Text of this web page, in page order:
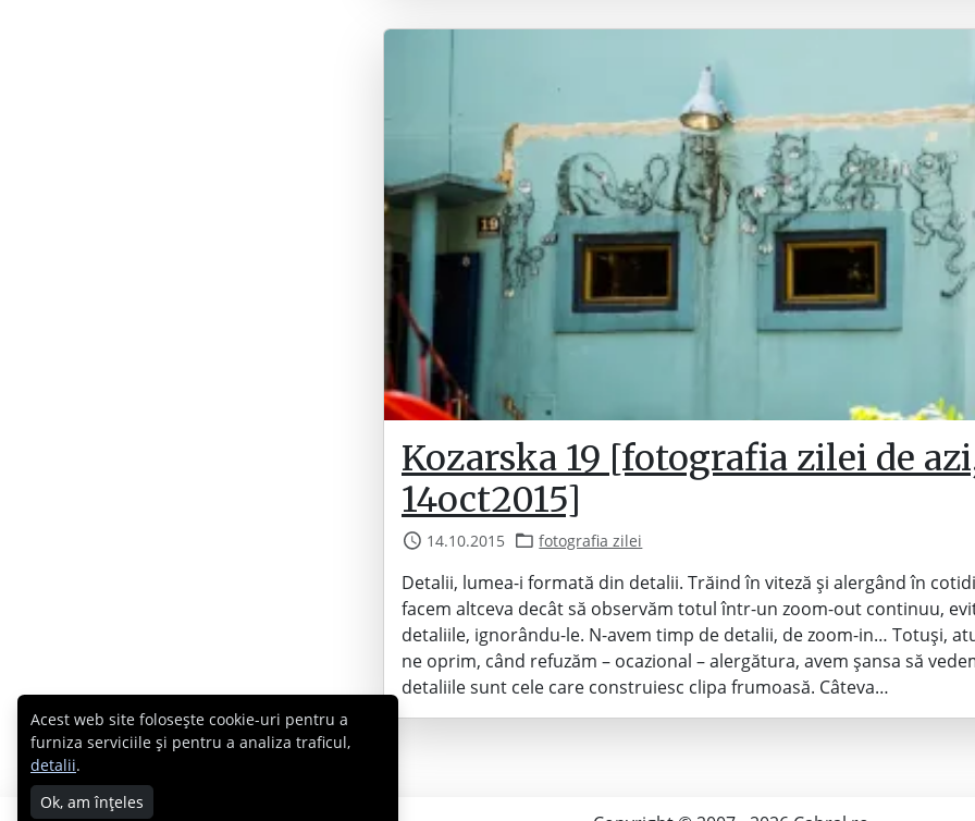
Kozarska 19 [fotografia zilei de
14oct2015]
14.10.2015 fotografia zilei
Detalii, lumea-i formată din detalii. Trăind în viteză și alergând în
facem altceva decât să observăm totul într-un zoom-out continuu,
detaliile, ignorându-le. N-avem timp de detalii, de zoom-in… Totuși,
ne oprim, când refuzăm – ocazional – alergătura, avem șansa să
detaliile sunt cele care construiesc clipa frumoasă. Câteva…
Acest web site folosește cookie-uri pentru a
furniza serviciile și pentru a analiza traficul,
detalii.
Ok, am înțeles